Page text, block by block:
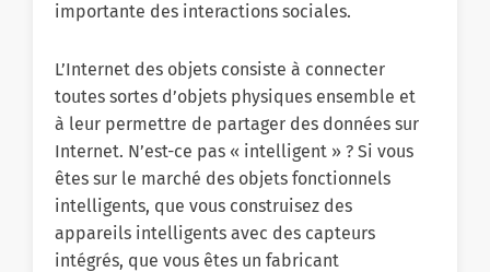
importante des interactions sociales.
L’Internet des objets consiste à connecter
toutes sortes d’objets physiques ensemble et
à leur permettre de partager des données sur
Internet. N’est-ce pas « intelligent » ? Si vous
êtes sur le marché des objets fonctionnels
intelligents, que vous construisez des
appareils intelligents avec des capteurs
intégrés, que vous êtes un fabricant